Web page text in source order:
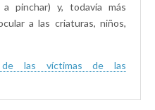
pinchar) y, todavía más
a las criaturas, niños,
de las víctimas de las